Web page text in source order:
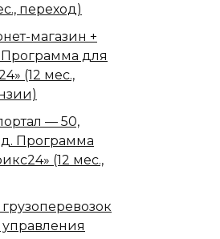
переход)
магазин +
для
(12 мес.,
— 50,
Программа
(12 мес.,